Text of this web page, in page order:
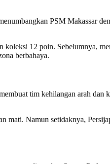
PSM Makassar
12 poin. Sebelumnya,
berbahaya.
tim kehilangan arah dan
mati. Namun setidaknya,